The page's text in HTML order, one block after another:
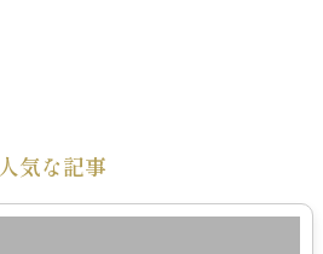
人気な記事